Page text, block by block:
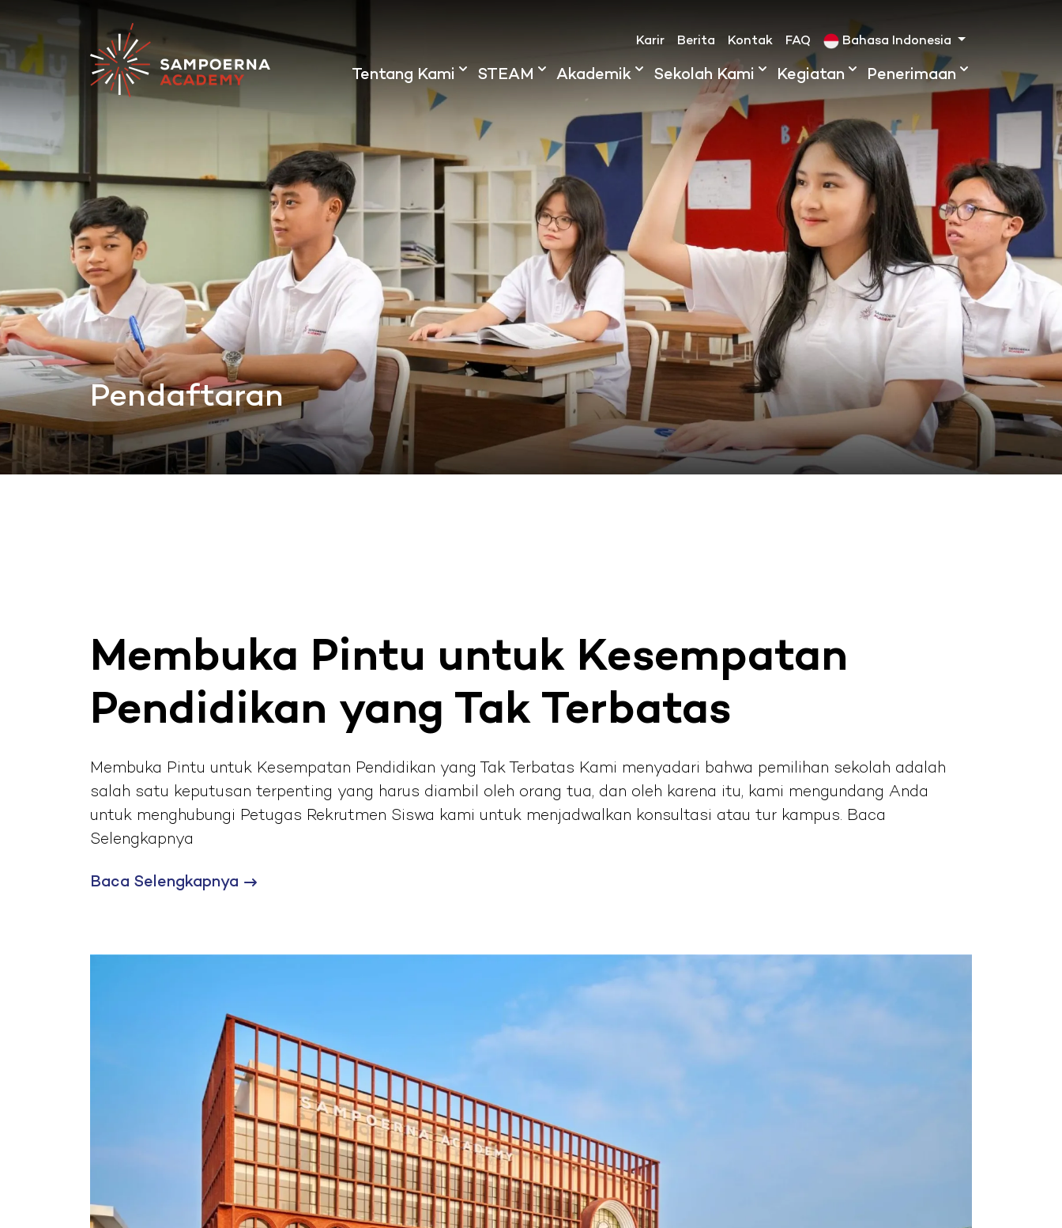
Karir Berita Kontak FAQ Bahasa Indonesia
Tentang Kami STEAM Akademik Sekolah Kami Kegiatan Penerimaan
Pendaftaran
Membuka Pintu untuk Kesempatan
Pendidikan yang Tak Terbatas
Membuka Pintu untuk Kesempatan Pendidikan yang Tak Terbatas Kami menyadari bahwa pemilihan sekolah adalah
salah satu keputusan terpenting yang harus diambil oleh orang tua, dan oleh karena itu, kami mengundang Anda
untuk menghubungi Petugas Rekrutmen Siswa kami untuk menjadwalkan konsultasi atau tur kampus. Baca
Selengkapnya
Baca Selengkapnya